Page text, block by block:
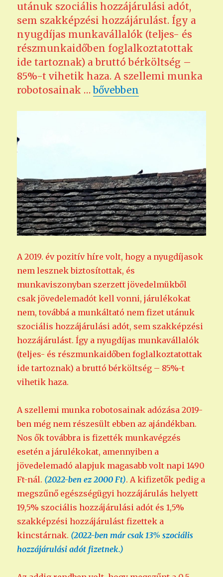
utánuk szociális hozzájárulási adót,
sem szakképzési hozzájárulást. Így a
nyugdíjas munkavállalók (teljes- és
részmunkaidőben foglalkoztatottak
ide tartoznak) a bruttó bérköltség –
85%-t vihetik haza. A szellemi munka
robotosainak …„Szerzői jogdíjak
bővebben
A 2019. év pozitív híre volt, hogy a nyugdíjasok
nem lesznek biztosítottak, és
munkaviszonyban szerzett jövedelmükből
csak jövedelemadót kell vonni, járulékokat
nem, továbbá a munkáltató nem fizet utánuk
szociális hozzájárulási adót, sem szakképzési
hozzájárulást. Így a nyugdíjas munkavállalók
(teljes- és részmunkaidőben foglalkoztatottak
ide tartoznak) a bruttó bérköltség – 85%-t
vihetik haza.
A szellemi munka robotosainak adózása 2019-
ben még nem részesült ebben az ajándékban.
Nos ők továbbra is fizették munkavégzés
esetén a járulékokat, amennyiben a
jövedelemadó alapjuk magasabb volt napi 1490
Ft-nál. (2022-ben ez 2000 Ft). A kifizetők pedig a
megszűnő egészségügyi hozzájárulás helyett
19,5% szociális hozzájárulási adót és 1,5%
szakképzési hozzájárulást fizettek a
kincstárnak. (2022-ben már csak 13% szociális
hozzájárulási adót fizetnek.)